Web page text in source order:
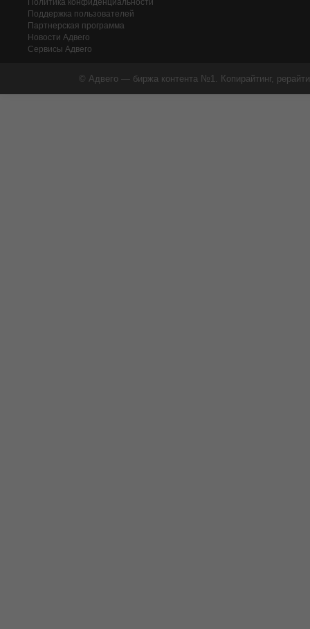
Политика конфиденциальности
Поддержка пользователей
Партнерская программа
Новости Адвего
Сервисы Адвего
© Адвего — биржа контента №1. Копирайтинг,